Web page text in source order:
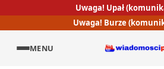
Uwaga! Upał
Uwaga! Burze
MENU